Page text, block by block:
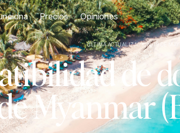
Precios Opiniones
ÚLTIMA ACTUALIZACIÓN: 19 DE
de
Myanmar